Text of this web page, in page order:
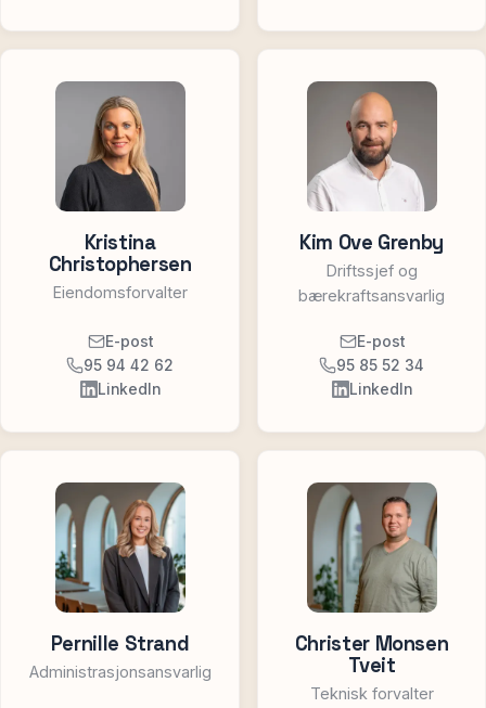
Kristina
Christophersen
Eiendomsforvalter
E-post
95 94 42 62
LinkedIn
Kim Ove Grenby
Driftssjef og
bærekraftsansvarlig
E-post
95 85 52 34
LinkedIn
Pernille Strand
Administrasjonsansvarlig
Christer Monsen
Tveit
Teknisk forvalter